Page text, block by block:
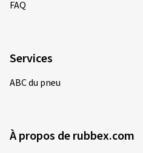
FAQ
Services
ABC du pneu
À propos de rubbex.com